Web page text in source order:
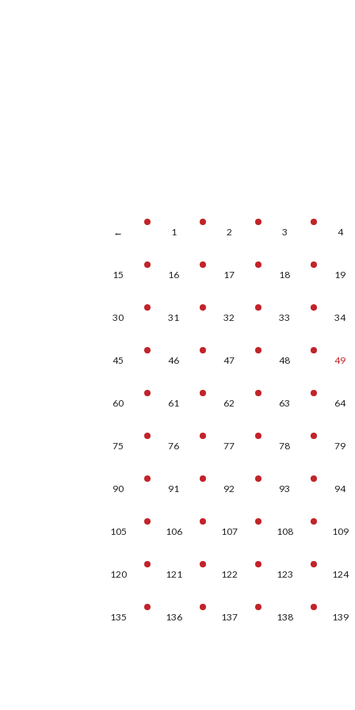
← 1 2 3 4
15 16 17 18 19
30 31 32 33 34
45 46 47 48 49
60 61 62 63 64
75 76 77 78 79
90 91 92 93 94
105 106 107 108 109
120 121 122 123 124
135 136 137 138 139